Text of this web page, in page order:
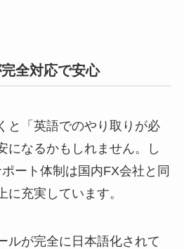
全対応で安心
と「英語でのやり取りが必
になるかもしれません。し
ート体制は国内FX会社と同
充実しています。
ルが完全に日本語化されて